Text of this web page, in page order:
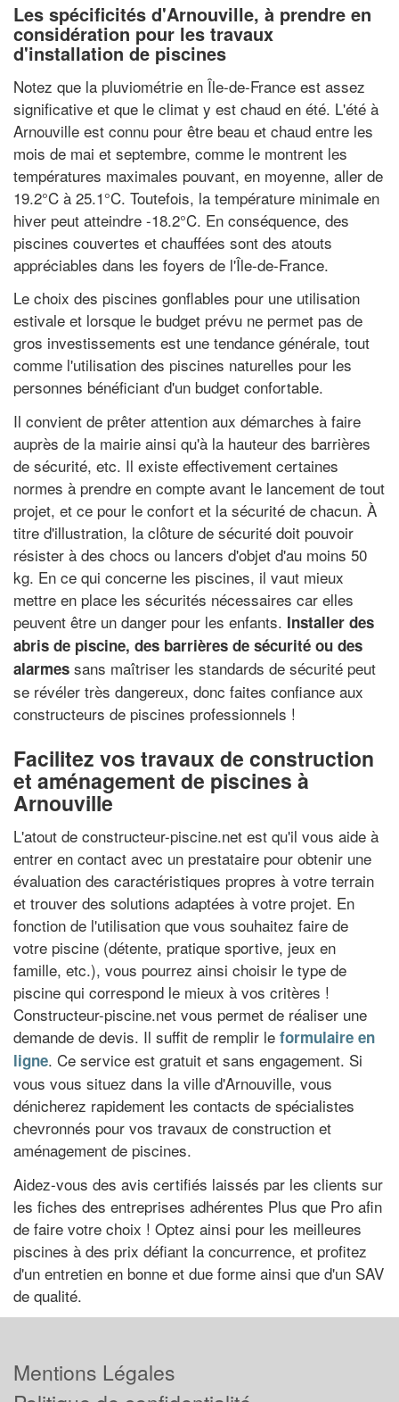
Les spécificités d'Arnouville, à prendre en
considération pour les travaux
d'installation de piscines
Notez que la pluviométrie en Île-de-France est assez
significative et que le climat y est chaud en été. L'été à
Arnouville est connu pour être beau et chaud entre les
mois de mai et septembre, comme le montrent les
températures maximales pouvant, en moyenne, aller de
19.2°C à 25.1°C. Toutefois, la température minimale en
hiver peut atteindre -18.2°C. En conséquence, des
piscines couvertes et chauffées sont des atouts
appréciables dans les foyers de l'Île-de-France.
Le choix des piscines gonflables pour une utilisation
estivale et lorsque le budget prévu ne permet pas de
gros investissements est une tendance générale, tout
comme l'utilisation des piscines naturelles pour les
personnes bénéficiant d'un budget confortable.
Il convient de prêter attention aux démarches à faire
auprès de la mairie ainsi qu'à la hauteur des barrières
de sécurité, etc. Il existe effectivement certaines
normes à prendre en compte avant le lancement de tout
projet, et ce pour le confort et la sécurité de chacun. À
titre d'illustration, la clôture de sécurité doit pouvoir
résister à des chocs ou lancers d'objet d'au moins 50
kg. En ce qui concerne les piscines, il vaut mieux
mettre en place les sécurités nécessaires car elles
peuvent être un danger pour les enfants. Installer des
abris de piscine, des barrières de sécurité ou des
alarmes sans maîtriser les standards de sécurité peut
se révéler très dangereux, donc faites confiance aux
constructeurs de piscines professionnels !
Facilitez vos travaux de construction
et aménagement de piscines à
Arnouville
L'atout de constructeur-piscine.net est qu'il vous aide à
entrer en contact avec un prestataire pour obtenir une
évaluation des caractéristiques propres à votre terrain
et trouver des solutions adaptées à votre projet. En
fonction de l'utilisation que vous souhaitez faire de
votre piscine (détente, pratique sportive, jeux en
famille, etc.), vous pourrez ainsi choisir le type de
piscine qui correspond le mieux à vos critères !
Constructeur-piscine.net vous permet de réaliser une
demande de devis. Il suffit de remplir le formulaire en
ligne. Ce service est gratuit et sans engagement. Si
vous vous situez dans la ville d'Arnouville, vous
dénicherez rapidement les contacts de spécialistes
chevronnés pour vos travaux de construction et
aménagement de piscines.
Aidez-vous des avis certifiés laissés par les clients sur
les fiches des entreprises adhérentes Plus que Pro afin
de faire votre choix ! Optez ainsi pour les meilleures
piscines à des prix défiant la concurrence, et profitez
d'un entretien en bonne et due forme ainsi que d'un SAV
de qualité.
Mentions Légales